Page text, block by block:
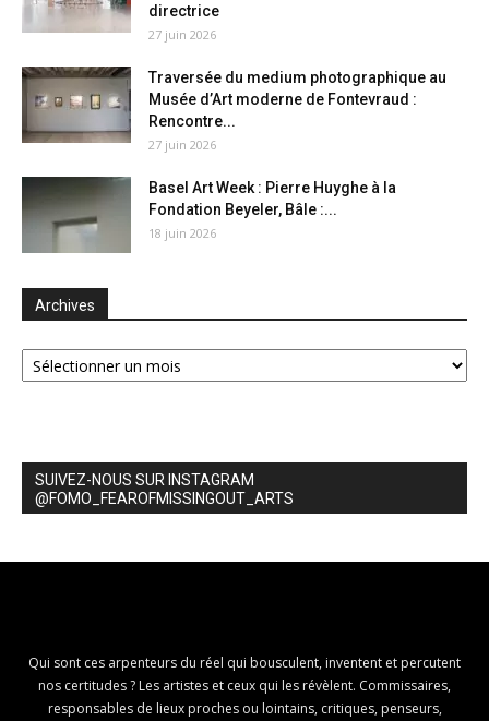
directrice
27 juin 2026
Traversée du medium photographique au
Musée d’Art moderne de Fontevraud :
Rencontre...
27 juin 2026
Basel Art Week : Pierre Huyghe à la
Fondation Beyeler, Bâle :...
18 juin 2026
Archives
Archives
SUIVEZ-NOUS SUR INSTAGRAM
@FOMO_FEAROFMISSINGOUT_ARTS
Qui sont ces arpenteurs du réel qui bousculent, inventent et percutent
nos certitudes ? Les artistes et ceux qui les révèlent. Commissaires,
responsables de lieux proches ou lointains, critiques, penseurs,